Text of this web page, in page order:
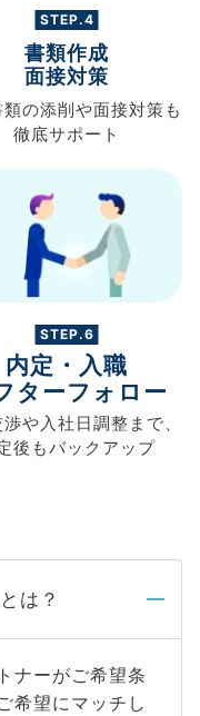
STEP.4
書類作成
面接対策
類の添削や面接対策も
徹底サポート
STEP.6
内定・入職
ターフォロー
渉や入社日調整まで、
後もバックアップ
は？
ナーがご希望条
希望にマッチし